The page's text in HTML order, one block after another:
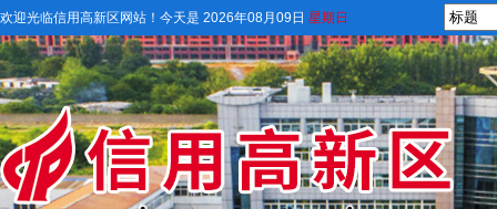
欢迎光临信用高新区网站！ 今天是 2026年08月09日 星期日